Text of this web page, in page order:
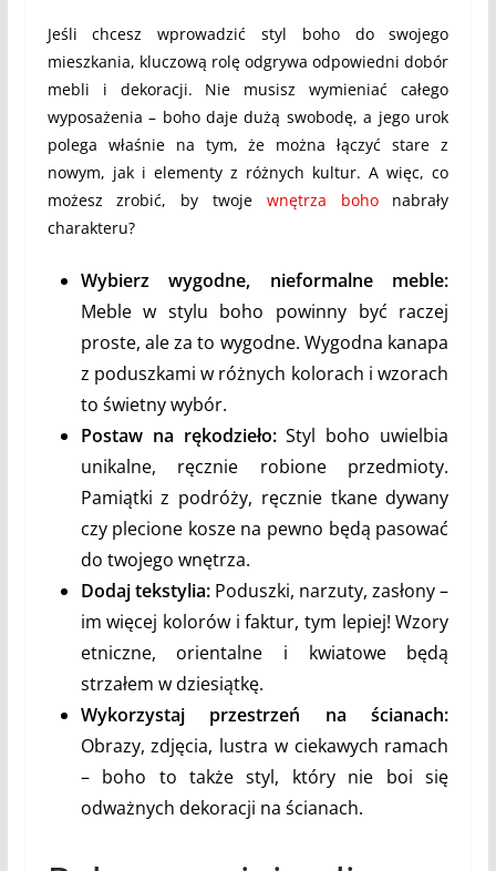
Jeśli chcesz wprowadzić styl boho do swojego
mieszkania, kluczową rolę odgrywa odpowiedni dobór
mebli i dekoracji. Nie musisz wymieniać całego
wyposażenia – boho daje dużą swobodę, a jego urok
polega właśnie na tym, że można łączyć stare z
nowym, jak i elementy z różnych kultur. A więc, co
możesz zrobić, by twoje wnętrza bohonabrały
charakteru?
Wybierz wygodne, nieformalne meble:
Meble w stylu boho powinny być raczej
proste, ale za to wygodne. Wygodna kanapa
z poduszkami w różnych kolorach i wzorach
to świetny wybór.
Postaw na rękodzieło:Styl boho uwielbia
unikalne, ręcznie robione przedmioty.
Pamiątki z podróży, ręcznie tkane dywany
czy plecione kosze na pewno będą pasować
do twojego wnętrza.
Dodaj tekstylia:Poduszki, narzuty, zasłony –
im więcej kolorów i faktur, tym lepiej! Wzory
etniczne, orientalne i kwiatowe będą
strzałem w dziesiątkę.
Wykorzystaj przestrzeń na ścianach:
Obrazy, zdjęcia, lustra w ciekawych ramach
– boho to także styl, który nie boi się
odważnych dekoracji na ścianach.